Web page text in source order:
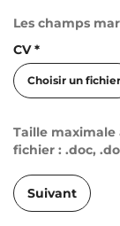
Les champs
CV *
Choisir un fichier
Taille maximale
fichier : .doc,
Suivant